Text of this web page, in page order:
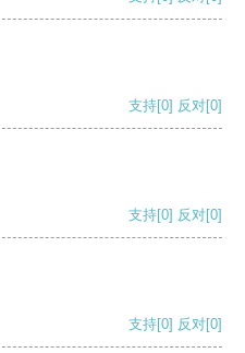
支持[0] 反对[0]
支持[0] 反对[0]
支持[0] 反对[0]